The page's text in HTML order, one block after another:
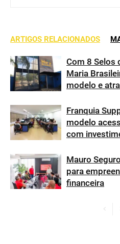
ARTIGOS RELACIONADOS
Com 8 Selos
Maria
modelo e
Franquia
modelo
com
Mauro
para
financeira